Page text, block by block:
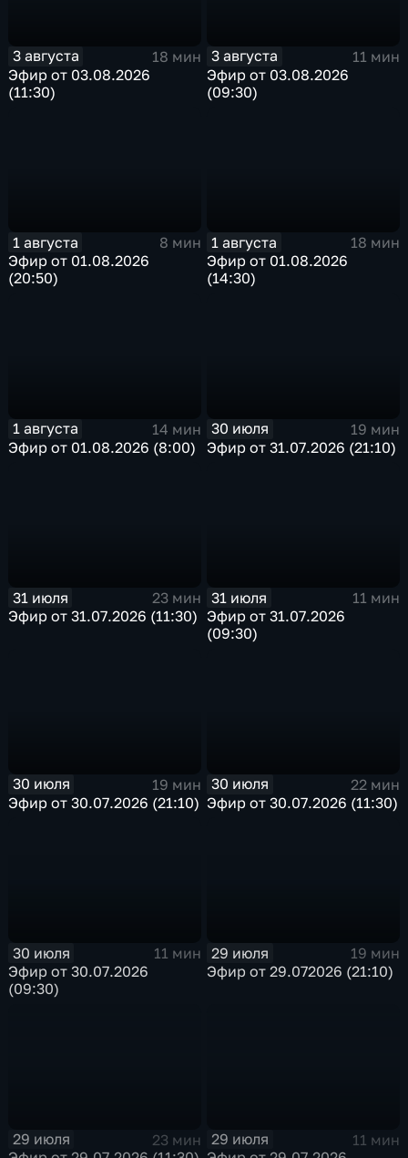
3 августа
18 мин
Эфир от 03.08.2026
(11:30)
3 августа
11 мин
Эфир от 03.08.2026
(09:30)
1 августа
8 мин
Эфир от 01.08.2026
(20:50)
1 августа
18 мин
Эфир от 01.08.2026
(14:30)
1 августа
14 мин
Эфир от 01.08.2026 (8:00)
30 июля
19 мин
Эфир от 31.07.2026 (21:10)
31 июля
23 мин
Эфир от 31.07.2026 (11:30)
31 июля
11 мин
Эфир от 31.07.2026
(09:30)
30 июля
19 мин
Эфир от 30.07.2026 (21:10)
30 июля
22 мин
Эфир от 30.07.2026 (11:30)
30 июля
11 мин
Эфир от 30.07.2026
(09:30)
29 июля
19 мин
Эфир от 29.072026 (21:10)
29 июля
23 мин
29 июля
11 мин